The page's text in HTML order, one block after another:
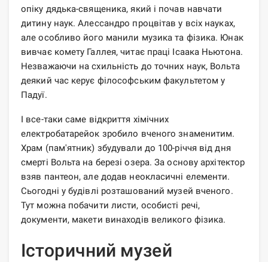
опіку дядька-священика, який і почав навчати
дитину наук. Алессандро процвітав у всіх науках,
але особливо його манили музика та фізика. Юнак
вивчає комету Галлея, читає праці Ісаака Ньютона.
Незважаючи на схильність до точних наук, Вольта
деякий час керує філософським факультетом у
Падуї.
І все-таки саме відкриття хімічних
електробатарейок зробило вченого знаменитим.
Храм (пам'ятник) збудували до 100-річчя від дня
смерті Вольта на березі озера. За основу архітектор
взяв пантеон, але додав неокласичні елементи.
Сьогодні у будівлі розташований музей вченого.
Тут можна побачити листи, особисті речі,
документи, макети винаходів великого фізика.
Історичний музей